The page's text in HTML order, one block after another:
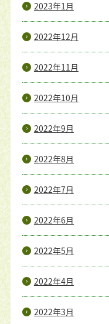
2023年1月
2022年12月
2022年11月
2022年10月
2022年9月
2022年8月
2022年7月
2022年6月
2022年5月
2022年4月
2022年3月